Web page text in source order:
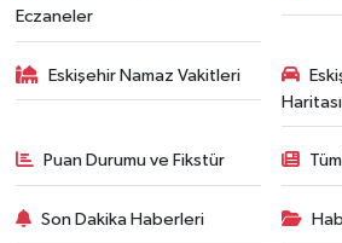
Eczaneler
Eskişehir Namaz Vakitleri
Haritası
Puan Durumu ve Fikstür
Son Dakika Haberleri